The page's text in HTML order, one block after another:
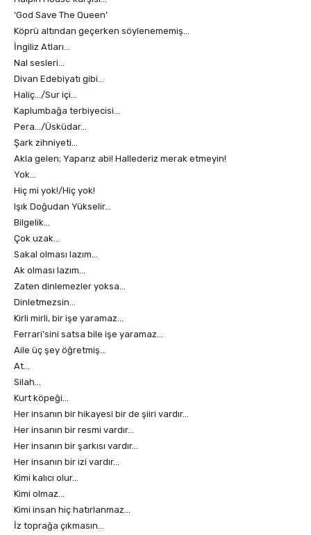
‘God Save The Queen’
Köprü altından geçerken söylenememiş…
İngiliz Atları…
Nal sesleri…
Divan Edebiyatı gibi…
Haliç…/Sur içi…
Kaplumbağa terbiyecisi…
Pera…/Üsküdar…
Şark zihniyeti…
Akla gelen; Yaparız abi! Hallederiz merak etmeyin!
Yok…
Hiç mi yok!/Hiç yok!
Işık Doğudan Yükselir…
Bilgelik…
Çok uzak…
Sakal olması lazım…
Ak olması lazım…
Zaten dinlemezler yoksa…
Dinletmezsin…
Kirli mirli, bir işe yaramaz…
Ferrari’sini satsa bile işe yaramaz…
Aile üç şey öğretmiş…
At…
Silah…
Kurt köpeği…
Her insanın bir hikayesi bir de şiiri vardır…
Her insanın bir resmi vardır…
Her insanın bir şarkısı vardır…
Her insanın bir izi vardır…
Kimi kalıcı olur…
Kimi olmaz…
Kimi insan hiç hatırlanmaz…
İz toprağa çıkmasın…